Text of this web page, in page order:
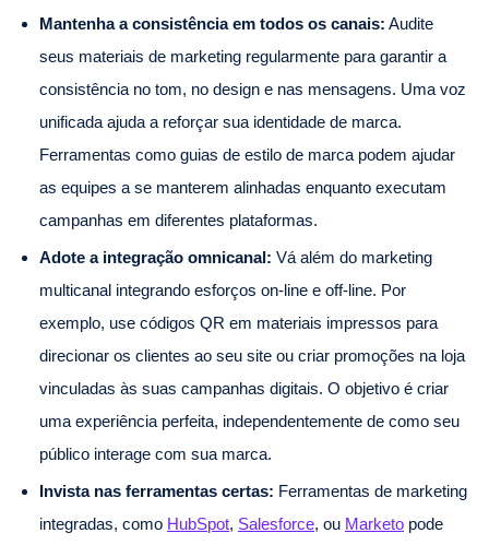
Mantenha a consistência em todos os canais: Audite
seus materiais de marketing regularmente para garantir a
consistência no tom, no design e nas mensagens. Uma voz
unificada ajuda a reforçar sua identidade de marca.
Ferramentas como guias de estilo de marca podem ajudar
as equipes a se manterem alinhadas enquanto executam
campanhas em diferentes plataformas.
Adote a integração omnicanal: Vá além do marketing
multicanal integrando esforços on-line e off-line. Por
exemplo, use códigos QR em materiais impressos para
direcionar os clientes ao seu site ou criar promoções na loja
vinculadas às suas campanhas digitais. O objetivo é criar
uma experiência perfeita, independentemente de como seu
público interage com sua marca.
Invista nas ferramentas certas: Ferramentas de marketing
integradas, como HubSpot, Salesforce, ou Marketo pode